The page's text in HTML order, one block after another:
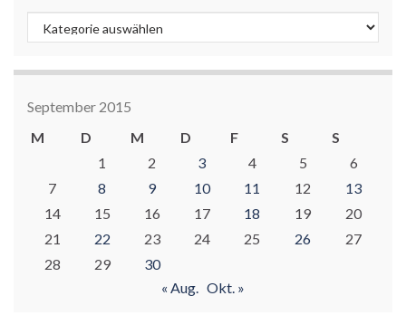
Kategorien
September 2015
M
D M D F S
S
1
2 3 4 5
6
7
8 9 10 11 12
13
14
15 16 17 18 19
20
21
22 23 24 25 26
27
28
29
30
« Aug. Okt. »